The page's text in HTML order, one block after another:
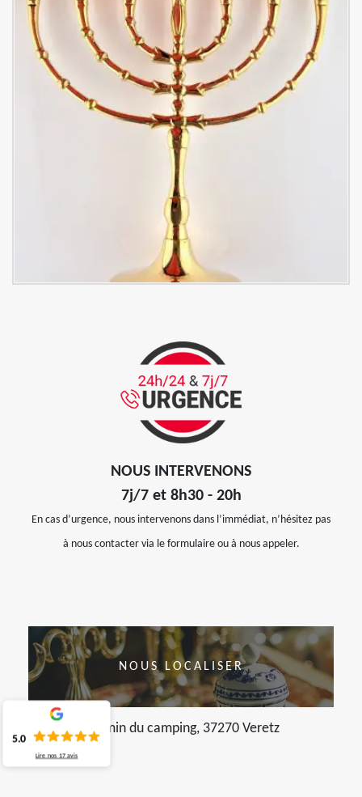
NOUS INTERVENONS
7j/7 et 8h30 - 20h
En cas d’urgence, nous intervenons dans l’immédiat, n’hésitez pas
à nous contacter via le formulaire ou à nous appeler.
NOUS LOCALISER
chemin du camping, 37270 Veretz
5.0
Lire nos 17 avis